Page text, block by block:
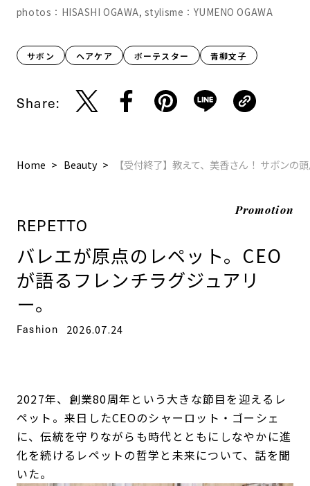
photos：HISASHI OGAWA, stylisme：YUMENO OGAWA
サボン ヘアケア ボーテスター 青柳文子
Share:
Home Beauty 【受付終了】教えて、美香さん！ サボンの
Promotion
REPETTO
バレエが原点のレペット。CEO
が語るフレンチラグジュアリ
ー。
Fashion 2026.07.24
2027年、創業80周年という大きな節目を迎えるレ
ペット。来日したCEOのシャーロット・ゴーシェ
に、伝統を守りながらも時代とともにしなやかに進
化を続けるレペットの哲学と未来について、話を聞
いた。